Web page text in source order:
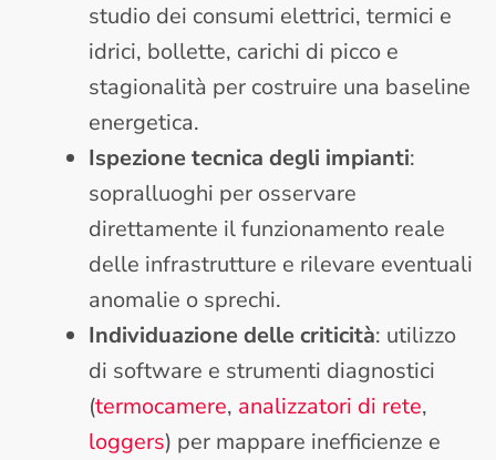
studio dei consumi elettrici, termici e
idrici, bollette, carichi di picco e
stagionalità per costruire una baseline
energetica.
Ispezione tecnica degli impianti:
sopralluoghi per osservare
direttamente il funzionamento reale
delle infrastrutture e rilevare eventuali
anomalie o sprechi.
Individuazione delle criticità: utilizzo
di software e strumenti diagnostici
(termocamere, analizzatori di rete,
loggers) per mappare inefficienze e